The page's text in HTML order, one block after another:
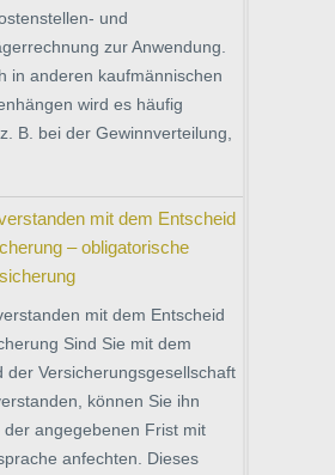
und
zur Anwendung.
in anderen kaufmännischen
wird es häufig
B. bei der Gewinnverteilung,
mit dem Entscheid
– obligatorische
mit dem Entscheid
Sind Sie mit dem
der Versicherungsgesellschaft
können Sie ihn
der angegebenen Frist mit
anfechten. Dieses